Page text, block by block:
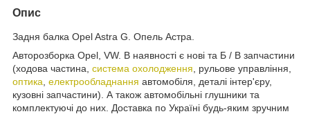
Опис
Задня балка Opel Astra G. Опель Астра.
Авторозборка Opel, VW. В наявності є нові та Б / В запчастини
(ходова частина, система охолодження , рульове управління,
оптика електрообладнання автомобіля, деталі інтер'єру,
кузовні запчастини). А також автомобільні глушники та
комплектуючі до них. Доставка по Україні будь-яким зручним